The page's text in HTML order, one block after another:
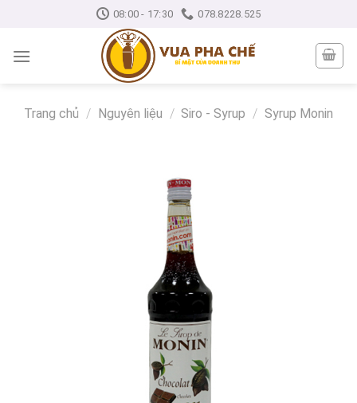
content
08:00 - 17:30 078.8228.525
Trang chủ / Nguyên liệu / Siro - Syrup / Syrup Monin